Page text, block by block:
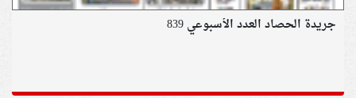
جريدة الحصاد العدد الأسبوعي 839